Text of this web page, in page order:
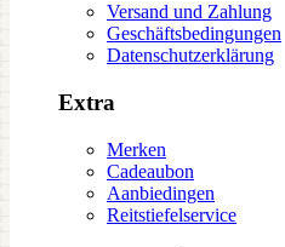
Versand und Zahlung
Geschäftsbedingungen
Datenschutzerklärung
Extra
Merken
Cadeaubon
Aanbiedingen
Reitstiefelservice